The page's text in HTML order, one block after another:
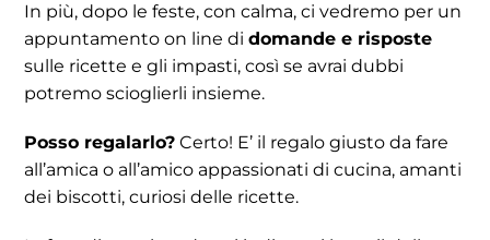
In più, dopo le feste, con calma, ci vedremo per un
appuntamento on line didomande e risposte
sulle ricette e gli impasti, così se avrai dubbi
potremo scioglierli insieme.
Posso regalarlo? Certo! E’ il regalo giusto da fare
all’amica o all’amico appassionati di cucina, amanti
dei biscotti, curiosi delle ricette.